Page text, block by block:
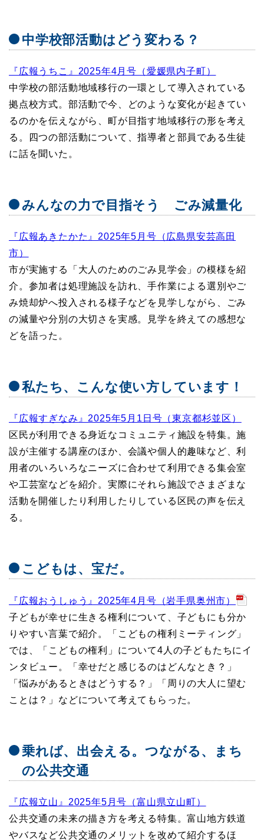
中学校部活動はどう変わる？
『広報うちこ』2025年4月号（愛媛県内子町）
中学校の部活動地域移行の一環として導入されている
拠点校方式。部活動で今、どのような変化が起きてい
るのかを伝えながら、町が目指す地域移行の形を考え
る。四つの部活動について、指導者と部員である生徒
に話を聞いた。
みんなの力で目指そう ごみ減量化
『広報あきたかた』2025年5月号（広島県安芸高田
市）
市が実施する「大人のためのごみ見学会」の模様を紹
介。参加者は処理施設を訪れ、手作業による選別やご
み焼却炉へ投入される様子などを見学しながら、ごみ
の減量や分別の大切さを実感。見学を終えての感想な
どを語った。
私たち、こんな使い方しています！
『広報すぎなみ』2025年5月1日号（東京都杉並区）
区民が利用できる身近なコミュニティ施設を特集。施
設が主催する講座のほか、会議や個人的趣味など、利
用者のいろいろなニーズに合わせて利用できる集会室
や工芸室などを紹介。実際にそれら施設でさまざまな
活動を開催したり利用したりしている区民の声を伝え
る。
こどもは、宝だ。
『広報おうしゅう』2025年4月号（岩手県奥州市）
子どもが幸せに生きる権利について、子どもにも分か
りやすい言葉で紹介。「こどもの権利ミーティング」
では、「こどもの権利」について4人の子どもたちにイ
ンタビュー。「幸せだと感じるのはどんなとき？」
「悩みがあるときはどうする？」「周りの大人に望む
ことは？」などについて考えてもらった。
乗れば、出会える。つながる、まち
の公共交通
『広報立山』2025年5月号（富山県立山町）
公共交通の未来の描き方を考える特集。富山地方鉄道
やバスなど公共交通のメリットを改めて紹介するほ